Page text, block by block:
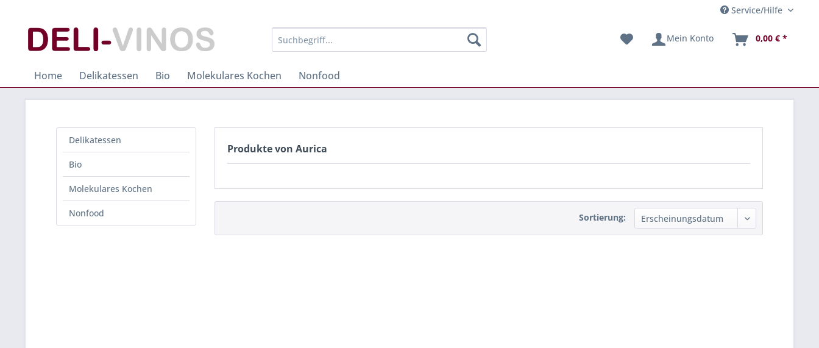
Service/Hilfe
Mein Konto 0,00 € *
Home Delikatessen Bio Molekulares Kochen Nonfood
Delikatessen
Bio
Molekulares Kochen
Nonfood
Produkte von Aurica
Sortierung: